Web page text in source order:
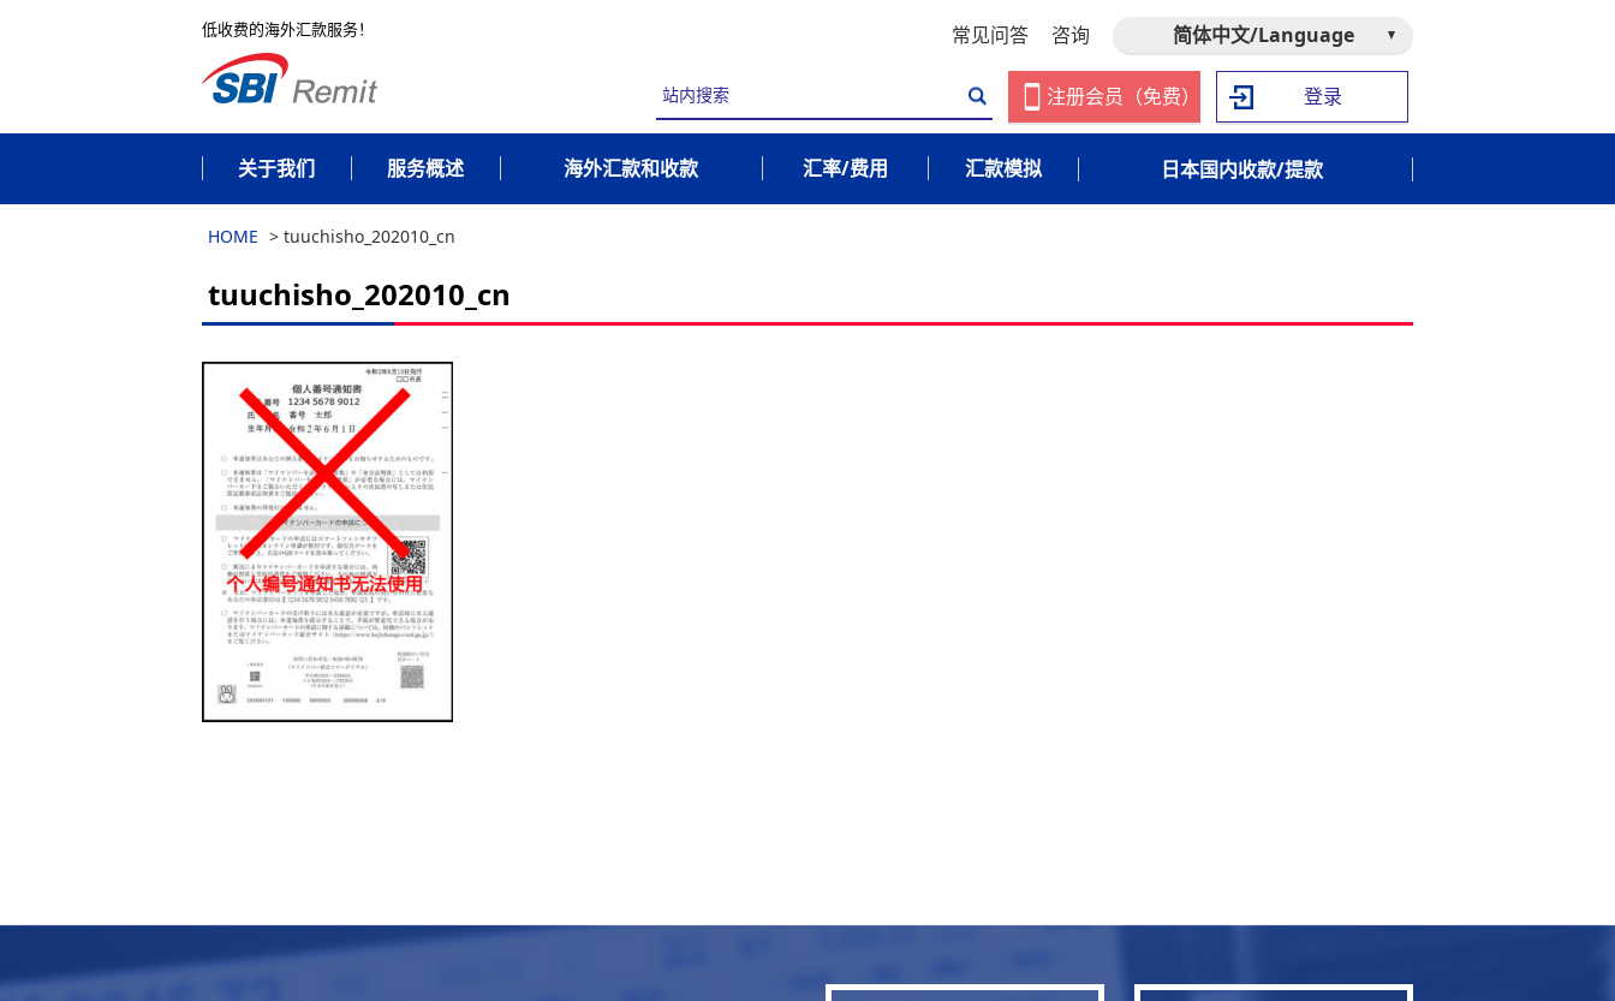
低收费的海外汇款服务！ 常见问答 咨询 简体中文/Language
注册会员（免费） 登录
关于我们 服务概述 海外汇款和收款 汇率/费用 汇款模拟 日本国内收款/提款
HOME > tuuchisho_202010_cn
tuuchisho_202010_cn